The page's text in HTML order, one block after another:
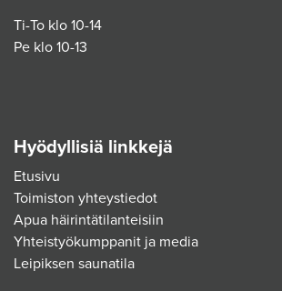
Ti-To klo 10-14
Pe klo 10-13
Hyödyllisiä linkkejä
Etusivu
Toimiston yhteystiedot
Apua häirintätilanteisiin
Yhteistyökumppanit ja media
Leipiksen saunatila